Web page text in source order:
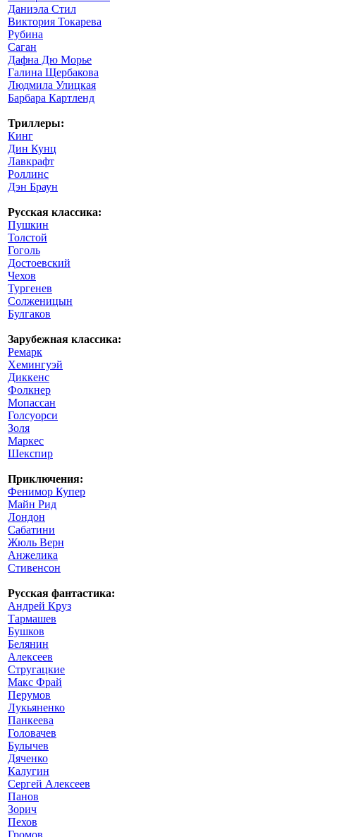
Даниэла Стил
Виктория Токарева
Рубина
Саган
Дафна Дю Морье
Галина Щербакова
Людмила Улицкая
Барбара Картленд
Триллеры:
Кинг
Дин Кунц
Лавкрафт
Роллинс
Дэн Браун
Русская классика:
Пушкин
Толстой
Гоголь
Достоевский
Чехов
Тургенев
Солженицын
Булгаков
Зарубежная классика:
Ремарк
Хемингуэй
Диккенс
Фолкнер
Мопассан
Голсуорси
Золя
Маркес
Шекспир
Приключения:
Фенимор Купер
Майн Рид
Лондон
Сабатини
Жюль Верн
Анжелика
Стивенсон
Русская фантастика:
Андрей Круз
Тармашев
Бушков
Белянин
Алексеев
Стругацкие
Макс Фрай
Перумов
Лукьяненко
Панкеева
Головачев
Булычев
Дяченко
Калугин
Сергей Алексеев
Панов
Зорич
Пехов
Громов